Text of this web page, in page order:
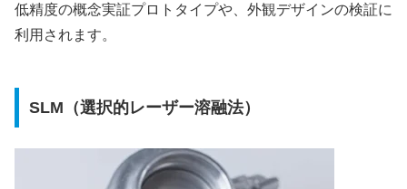
低精度の概念実証プロトタイプや、外観デザインの検証に
利用されます。
SLM（選択的レーザー溶融法）